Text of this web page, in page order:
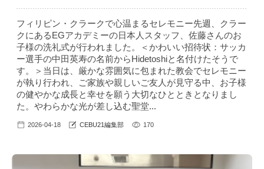
フィリピン・クラークで心温まるセレモニー先週、クラー
クにあるEGアカデミーの日本人スタッフ、佐藤さんのお
子様の洗礼式が行われました。＜かわいい招待状：サッカ
ー選手の中田英寿の名前からHidetoshiと名付けたそうで
す。＞当日は、厳かな雰囲気に包まれた教会でセレモニー
が執り行われ、ご家族や親しいご友人が見守る中、お子様
の健やかな成長と幸せを願う大切なひとときとなりまし
た。やわらかな光が差し込む聖堂...
2026-04-18 CEBU21編集部 170